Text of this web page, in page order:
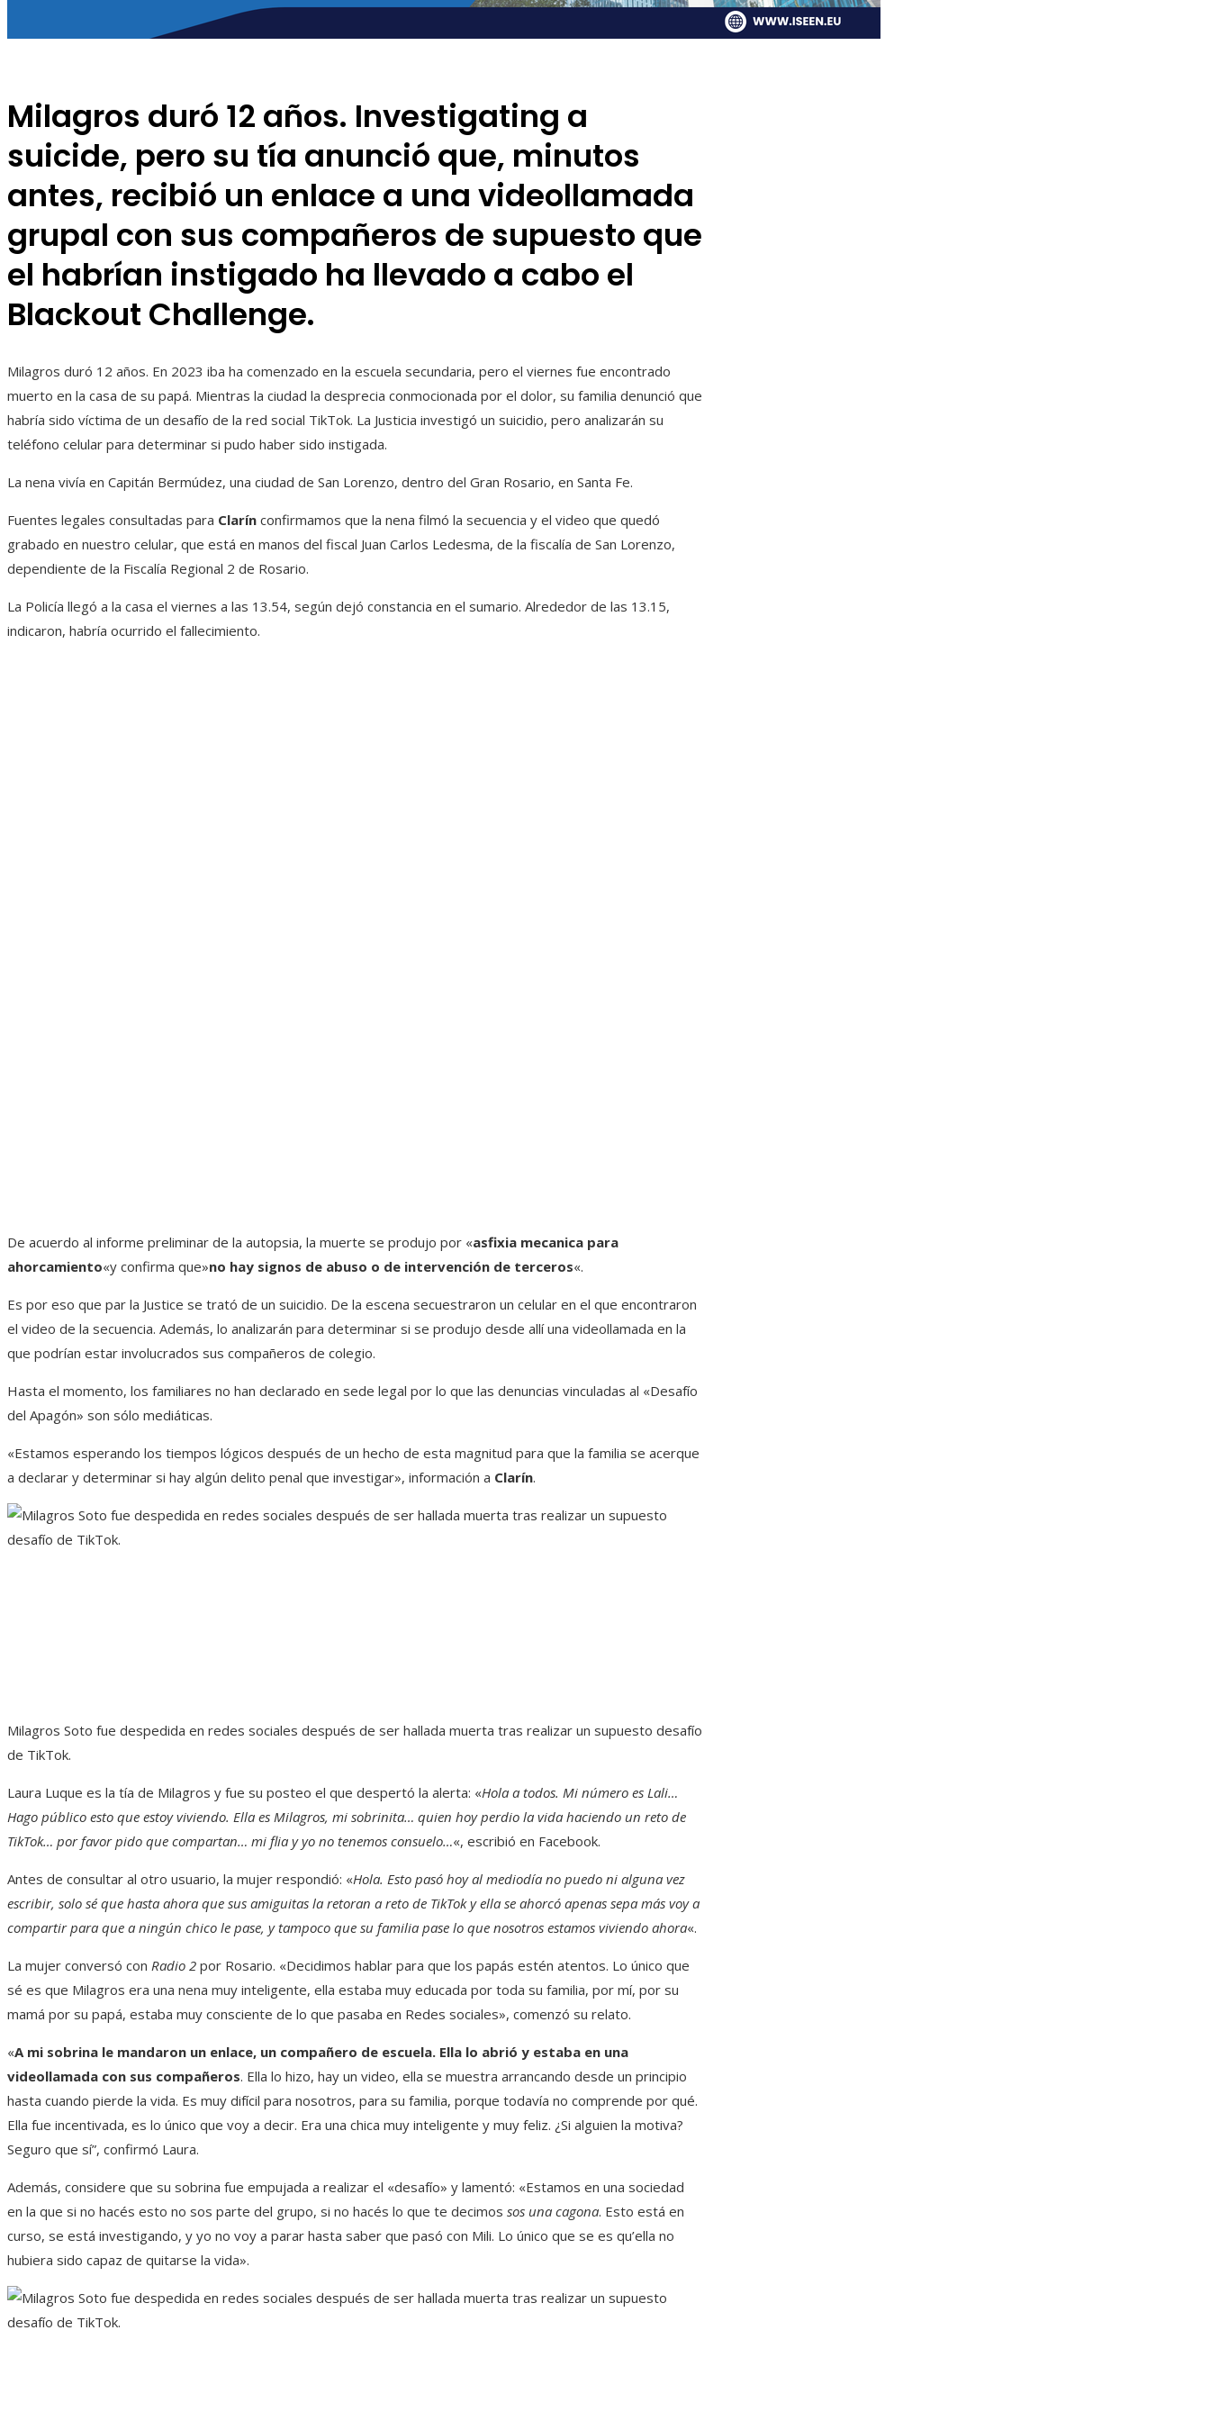
Milagros duró 12 años. Investigating a
suicide, pero su tía anunció que, minutos
antes, recibió un enlace a una videollamada
grupal con sus compañeros de supuesto que
el habrían instigado ha llevado a cabo el
Blackout Challenge.
Milagros duró 12 años. En 2023 iba ha comenzado en la escuela secundaria, pero el viernes fue encontrado
muerto en la casa de su papá. Mientras la ciudad la desprecia conmocionada por el dolor, su familia denunció que
habría sido víctima de un desafío de la red social TikTok. La Justicia investigó un suicidio, pero analizarán su
teléfono celular para determinar si pudo haber sido instigada.
La nena vivía en Capitán Bermúdez, una ciudad de San Lorenzo, dentro del Gran Rosario, en Santa Fe.
Fuentes legales consultadas para Clarín confirmamos que la nena filmó la secuencia y el video que quedó
grabado en nuestro celular, que está en manos del fiscal Juan Carlos Ledesma, de la fiscalía de San Lorenzo,
dependiente de la Fiscalía Regional 2 de Rosario.
La Policía llegó a la casa el viernes a las 13.54, según dejó constancia en el sumario. Alrededor de las 13.15,
indicaron, habría ocurrido el fallecimiento.
De acuerdo al informe preliminar de la autopsia, la muerte se produjo por «asfixia mecanica para
ahorcamiento«y confirma que»no hay signos de abuso o de intervención de terceros«.
Es por eso que par la Justice se trató de un suicidio. De la escena secuestraron un celular en el que encontraron
el video de la secuencia. Además, lo analizarán para determinar si se produjo desde allí una videollamada en la
que podrían estar involucrados sus compañeros de colegio.
Hasta el momento, los familiares no han declarado en sede legal por lo que las denuncias vinculadas al «Desafío
del Apagón» son sólo mediáticas.
«Estamos esperando los tiempos lógicos después de un hecho de esta magnitud para que la familia se acerque
a declarar y determinar si hay algún delito penal que investigar», información a Clarín.
Milagros Soto fue despedida en redes sociales después de ser hallada muerta tras realizar un supuesto desafío
de TikTok.
Laura Luque es la tía de Milagros y fue su posteo el que despertó la alerta: «Hola a todos. Mi número es Lali…
Hago público esto que estoy viviendo. Ella es Milagros, mi sobrinita… quien hoy perdio la vida haciendo un reto de
TikTok… por favor pido que compartan… mi flia y yo no tenemos consuelo…«, escribió en Facebook.
Antes de consultar al otro usuario, la mujer respondió: «Hola. Esto pasó hoy al mediodía no puedo ni alguna vez
escribir, solo sé que hasta ahora que sus amiguitas la retoran a reto de TikTok y ella se ahorcó apenas sepa más voy a
compartir para que a ningún chico le pase, y tampoco que su familia pase lo que nosotros estamos viviendo ahora«.
La mujer conversó con Radio 2 por Rosario. «Decidimos hablar para que los papás estén atentos. Lo único que
sé es que Milagros era una nena muy inteligente, ella estaba muy educada por toda su familia, por mí, por su
mamá por su papá, estaba muy consciente de lo que pasaba en Redes sociales», comenzó su relato.
«A mi sobrina le mandaron un enlace, un compañero de escuela. Ella lo abrió y estaba en una
videollamada con sus compañeros. Ella lo hizo, hay un video, ella se muestra arrancando desde un principio
hasta cuando pierde la vida. Es muy difícil para nosotros, para su familia, porque todavía no comprende por qué.
Ella fue incentivada, es lo único que voy a decir. Era una chica muy inteligente y muy feliz. ¿Si alguien la motiva?
Seguro que sí”, confirmó Laura.
Además, considere que su sobrina fue empujada a realizar el «desafío» y lamentó: «Estamos en una sociedad
en la que si no hacés esto no sos parte del grupo, si no hacés lo que te decimos sos una cagona. Esto está en
curso, se está investigando, y yo no voy a parar hasta saber que pasó con Mili. Lo único que se es qu’ella no
hubiera sido capaz de quitarse la vida».